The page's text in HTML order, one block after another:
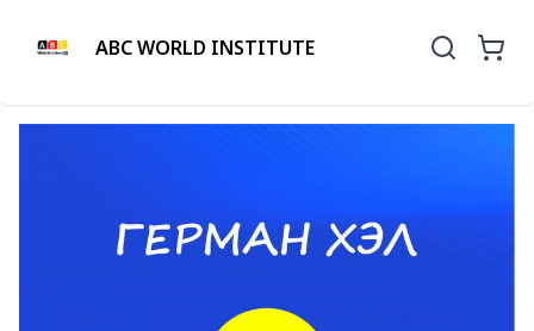
ABC WORLD INSTITUTE